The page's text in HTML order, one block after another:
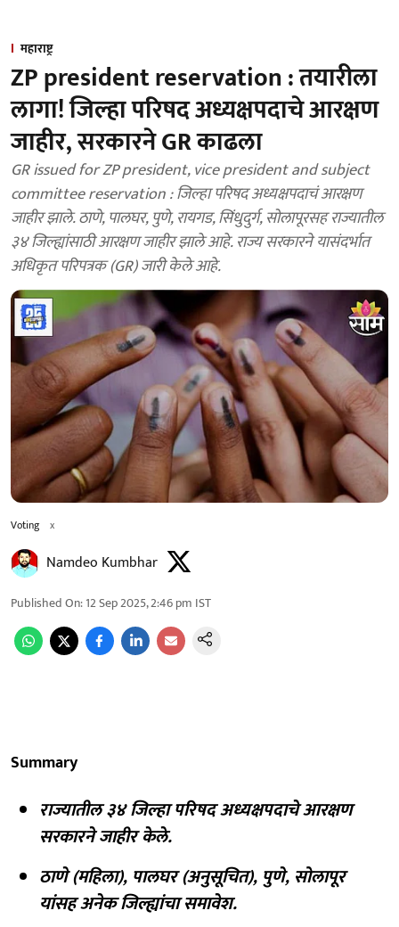
महाराष्ट्र
ZP president reservation : तयारीला
लागा! जिल्हा परिषद अध्यक्षपदाचे आरक्षण
जाहीर, सरकारने GR काढला
GR issued for ZP president, vice president and subject
committee reservation : जिल्हा परिषद अध्यक्षपदाचं आरक्षण
जाहीर झाले. ठाणे, पालघर, पुणे, रायगड, सिंधुदुर्ग, सोलापूरसह राज्यातील
३४ जिल्ह्यांसाठी आरक्षण जाहीर झाले आहे. राज्य सरकारने यासंदर्भात
अधिकृत परिपत्रक (GR) जारी केले आहे.
Voting x
Namdeo Kumbhar
Published On:12 Sep 2025, 2:46 pm IST
Summary
राज्यातील ३४ जिल्हा परिषद अध्यक्षपदाचे आरक्षण
सरकारने जाहीर केले.
ठाणे (महिला), पालघर (अनुसूचित), पुणे, सोलापूर
यांसह अनेक जिल्ह्यांचा समावेश.